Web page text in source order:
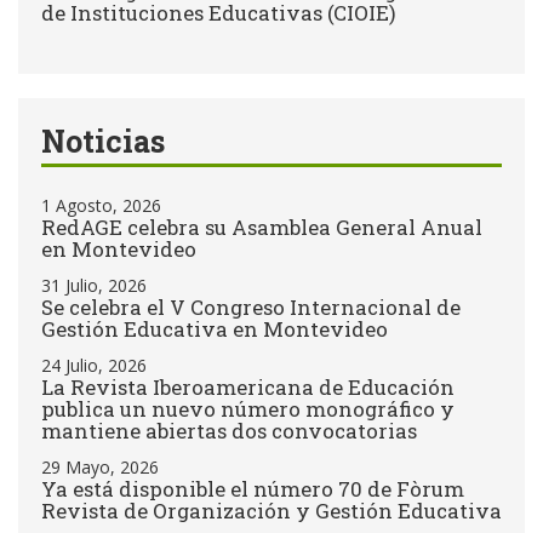
de Instituciones Educativas (CIOIE)
Noticias
1 Agosto, 2026
RedAGE celebra su Asamblea General Anual
en Montevideo
31 Julio, 2026
Se celebra el V Congreso Internacional de
Gestión Educativa en Montevideo
24 Julio, 2026
La Revista Iberoamericana de Educación
publica un nuevo número monográfico y
mantiene abiertas dos convocatorias
29 Mayo, 2026
Ya está disponible el número 70 de Fòrum
Revista de Organización y Gestión Educativa